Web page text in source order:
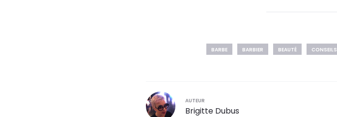
BARBE BARBIER BEAUTÉ CONSEILS
AUTEUR
Brigitte Dubus